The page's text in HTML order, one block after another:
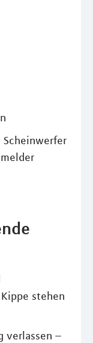
stehen
verlassen –